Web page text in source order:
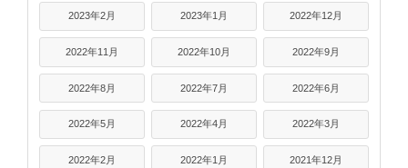
2023年2月 2023年1月 2022年12月
2022年11月 2022年10月 2022年9月
2022年8月 2022年7月 2022年6月
2022年5月 2022年4月 2022年3月
2022年2月 2022年1月 2021年12月